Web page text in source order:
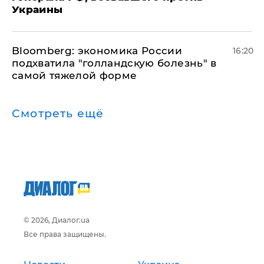
Украины
Bloomberg: экономика России
подхватила "голландскую болезнь" в
самой тяжелой форме
16:20
Смотреть ещё
© 2026, Диалог.ua
Все права защищены.